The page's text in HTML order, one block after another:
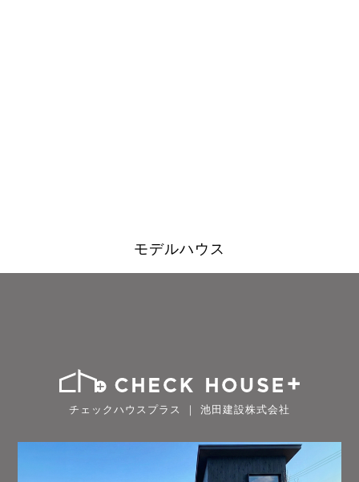
モデルハウス
チェックハウスプラス ｜ 池田建設株式会社